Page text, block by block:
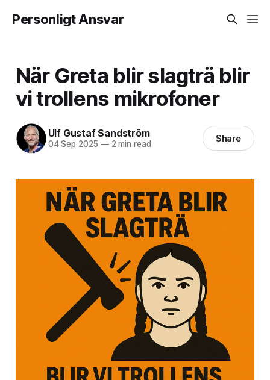
Personligt Ansvar
När Greta blir slagträ blir
vi trollens mikrofoner
Ulf Gustaf Sandström
04 Sep 2025 —2 min read Share